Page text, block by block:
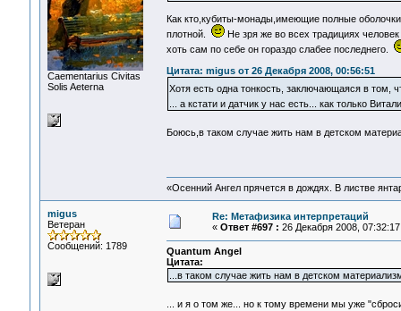
Сaementarius Civitas
Solis Aeterna
Как кто,кубиты-монады,имеющие полные
плотной.
Не зря же во всех традициях
хоть сам по себе он гораздо слабее последнего.
Цитата: migus от 26 Декабря 2008, 00:56:51
Хотя есть одна тонкость, заключающаяся в том,
... а кстати и датчик у нас есть... как только
Боюсь,в таком случае жить нам в детском
«Осенний Ангел прячется в дождях. В листве
migus
Ветеран
Сообщений: 1789
Re: Метафизика интерпретаций
« Ответ #697 : 26 Декабря 2008,
Quantum Angel
Цитата:
...в таком случае жить нам в детском
... и я о том же... но к тому времени мы уже